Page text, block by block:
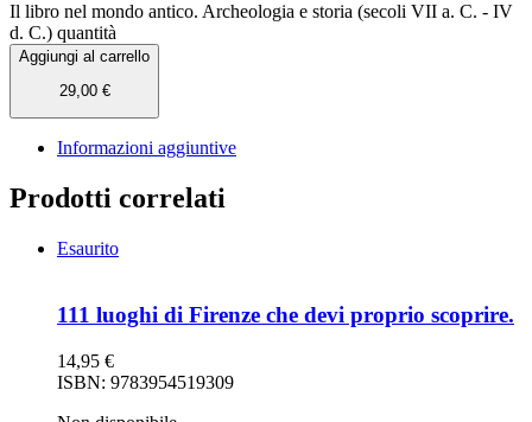
Il libro nel mondo antico. Archeologia e storia (secoli VII a. C. - IV
d. C.) quantità
Aggiungi al carrello
29,00 €
Informazioni aggiuntive
Prodotti correlati
Esaurito
111 luoghi di Firenze che devi proprio scoprire.
14,95 €
ISBN: 9783954519309